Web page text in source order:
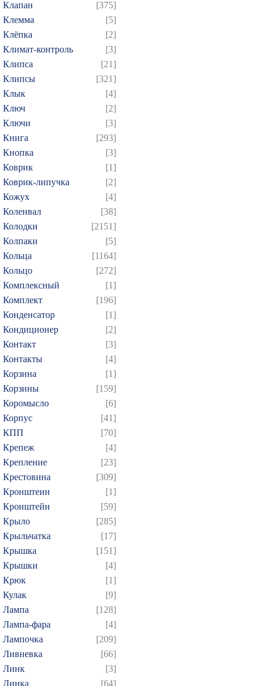
Клапан
[375]
Клемма
[5]
Клёпка
[2]
Климат-контроль
[3]
Клипса
[21]
Клипсы
[321]
Клык
[4]
Ключ
[2]
Ключи
[3]
Книга
[293]
Кнопка
[3]
Коврик
[1]
Коврик-липучка
[2]
Кожух
[4]
Коленвал
[38]
Колодки
[2151]
Колпаки
[5]
Кольца
[1164]
Кольцо
[272]
Комплексный
[1]
Комплект
[196]
Конденсатор
[1]
Кондиционер
[2]
Контакт
[3]
Контакты
[4]
Корзина
[1]
Корзины
[159]
Коромысло
[6]
Корпус
[41]
КПП
[70]
Крепеж
[4]
Крепление
[23]
Крестовина
[309]
Кронштеин
[1]
Кронштейн
[59]
Крыло
[285]
Крыльчатка
[17]
Крышка
[151]
Крышки
[4]
Крюк
[1]
Кулак
[9]
Лампа
[128]
Лампа-фара
[4]
Лампочка
[209]
Ливневка
[66]
Линк
[3]
Линка
[64]